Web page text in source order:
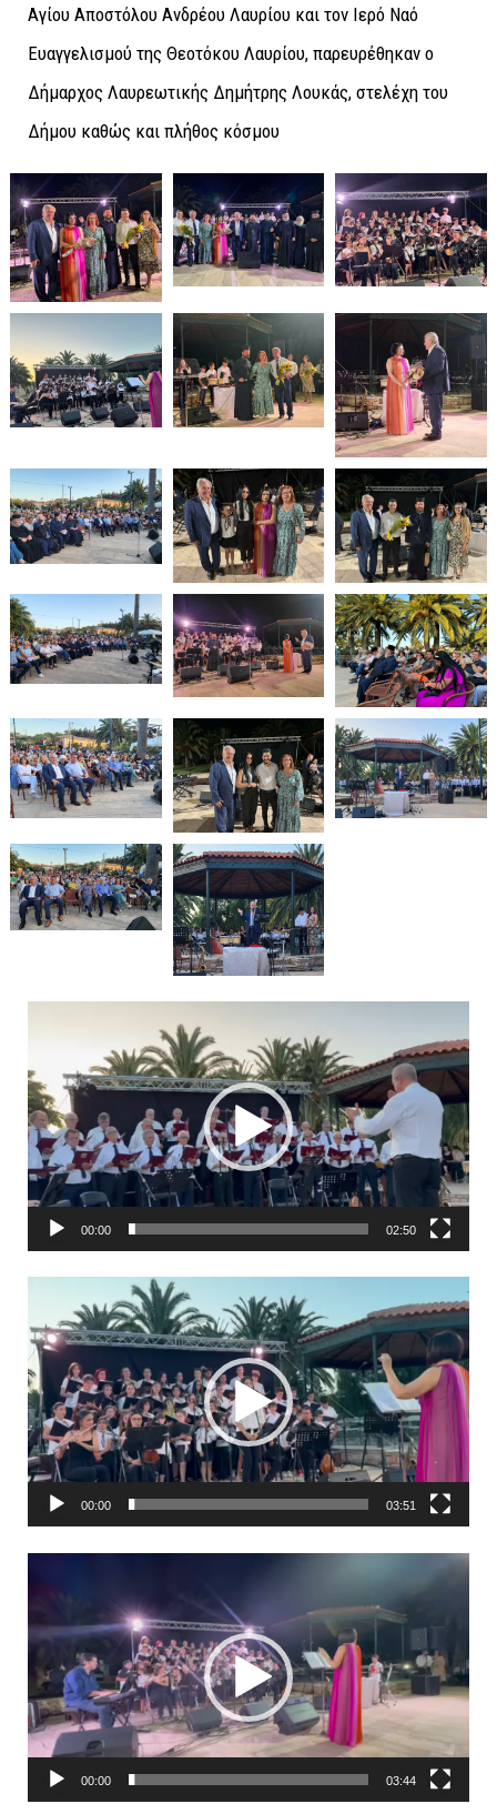
Αγίου Αποστόλου Ανδρέου Λαυρίου και τον Ιερό Ναό
Ευαγγελισμού της Θεοτόκου Λαυρίου, παρευρέθηκαν ο
Δήμαρχος Λαυρεωτικής Δημήτρης Λουκάς, στελέχη του
Δήμου καθώς και πλήθος κόσμου
Αναπαραγωγής
Βίντεο
00:00 02:50
Αναπαραγωγής
Βίντεο
00:00 03:51
Αναπαραγωγής
Βίντεο
00:00 03:44